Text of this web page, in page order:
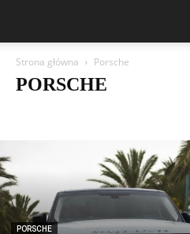
Strona główna Porsche
PORSCHE
Jeep
Mercedes-Benz Mitsubishi
Renault Rolls-Royce
Tesla
Toyota Volkswagen (VW)
PORSCHE